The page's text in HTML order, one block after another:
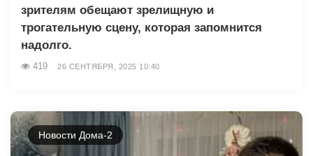
зрителям обещают зрелищную и
трогательную сцену, которая запомнится
надолго.
419 26 СЕНТЯБРЯ, 2025 10:40
Новости Дома-2